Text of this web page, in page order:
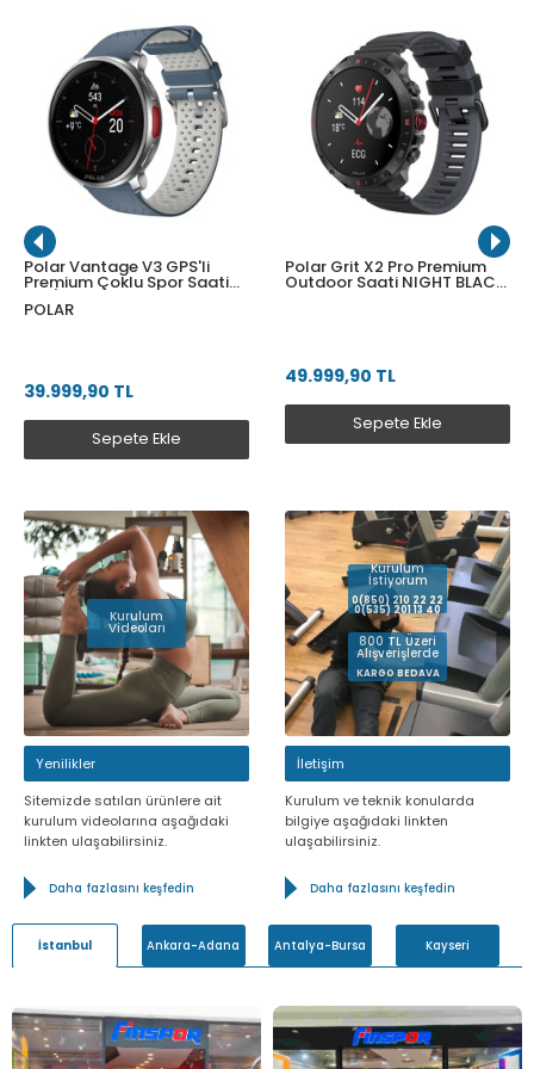
Polar Vantage V3 GPS'li
Premium Çoklu Spor Saati
SLR/BLU S-L
POLAR
39.999,90 TL
Sepete Ekle
Polar Grit X2 Pro Premium
Outdoor Saati NIGHT BLACK
49.999,90 TL
Sepete Ekle
Kurulum
Videoları
Yenilikler
Sitemizde satılan ürünlere ait
kurulum videolarına aşağıdaki
linkten ulaşabilirsiniz.
Daha fazlasını keşfedin
Kurulum
İstiyorum
0(850) 210 22 22
0(535) 201 13 40
800 TL Üzeri
Alışverişlerde
KARGO BEDAVA
İletişim
Kurulum ve teknik konularda
bilgiye aşağıdaki linkten
ulaşabilirsiniz.
Daha fazlasını keşfedin
İstanbul Ankara-Adana Antalya-Bursa Kayseri